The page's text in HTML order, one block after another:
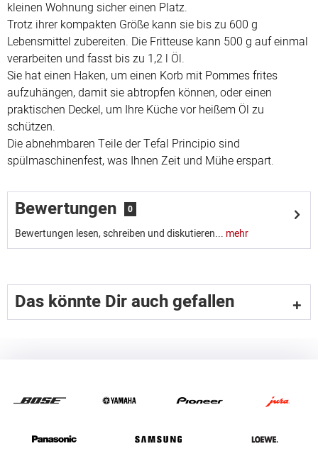
kleinen Wohnung sicher einen Platz.
Trotz ihrer kompakten Größe kann sie bis zu 600 g
Lebensmittel zubereiten. Die Fritteuse kann 500 g auf einmal
verarbeiten und fasst bis zu 1,2 l Öl.
Sie hat einen Haken, um einen Korb mit Pommes frites
aufzuhängen, damit sie abtropfen können, oder einen
praktischen Deckel, um Ihre Küche vor heißem Öl zu
schützen.
Die abnehmbaren Teile der Tefal Principio sind
spülmaschinenfest, was Ihnen Zeit und Mühe erspart.
Bewertungen 0
Bewertungen lesen, schreiben und diskutieren... mehr
Das könnte Dir auch gefallen